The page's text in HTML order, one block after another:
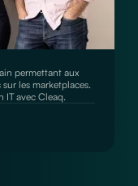
permettant aux
les marketplaces.
IT avec Cleaq.